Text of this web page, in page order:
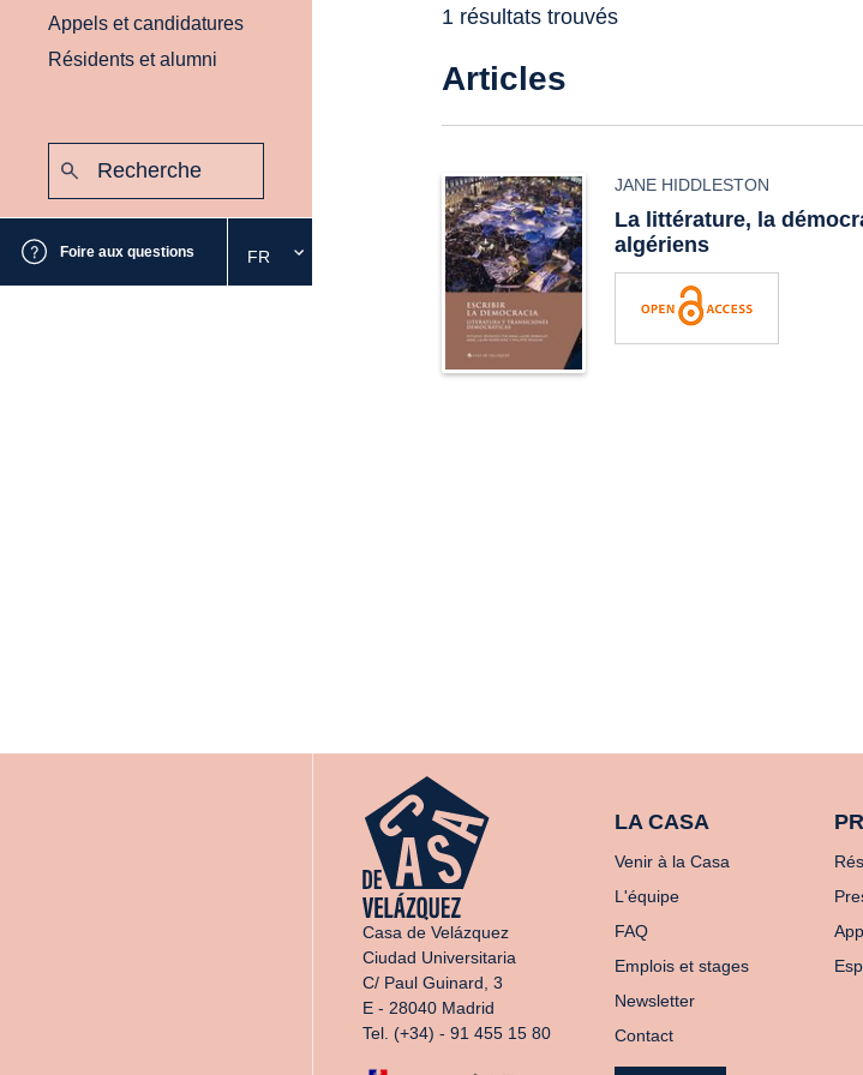
Appels et candidatures
Résidents et alumni
Foire aux questions
Sélectionnez
la
FR
1 résultats trouvés
Articles
JANE HIDDLESTON
La littérature, la
algériens
Casa de Velázquez
Ciudad Universitaria
C/ Paul Guinard, 3
E - 28040 Madrid
Tel. (+34) - 91 455 15 80
LA CASA
Venir à la Casa
L'équipe
FAQ
Emplois et stages
Newsletter
Contact